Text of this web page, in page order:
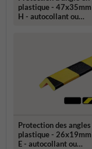
plastique -
H - autocollant ou
Protection des angles
plastique -
E - autocollant ou